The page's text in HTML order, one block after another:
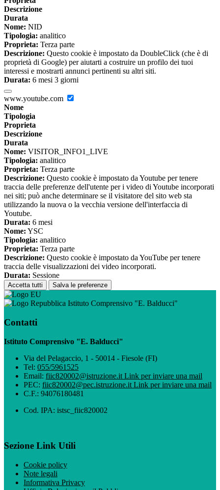
Descrizione
Durata
Nome: NID
Tipologia: analitico
Proprieta: Terza parte
Descrizione: Questo cookie è impostato da DoubleClick (che è di
proprietà di Google) per aiutarti a costruire un profilo dei tuoi
interessi e mostrarti annunci pertinenti su altri siti.
Durata: 6 mesi 3 giorni
www.youtube.com
Nome
Tipologia
Proprieta
Descrizione
Durata
Nome: VISITOR_INFO1_LIVE
Tipologia: analitico
Proprieta: Terza parte
Descrizione: Questo cookie è impostato da Youtube per tenere
traccia delle preferenze dell'utente per i video di Youtube incorporati
nei siti; può anche determinare se il visitatore del sito web sta
utilizzando la nuova o la vecchia versione dell'interfaccia di
Youtube.
Durata: 6 mesi
Nome: YSC
Tipologia: analitico
Proprieta: Terza parte
Descrizione: Questo cookie è impostato da YouTube per tenere
traccia delle visualizzazioni dei video incorporati.
Durata: Sessione
Accetta tutti Salva le preferenze
Istituto Comprensivo "E. Balducci"
Contatti
Istituto Comprensivo "E. Balducci"
Via del Pelagaccio, 1 - 50014 - Fiesole (FI)
Tel: 055/5961525
Email: fiic820002@istruzione.it Link per inviare una mail
PEC: fiic820002@pec.istruzione.it Link per inviare una mail
C.F.: 94076180481
Cod. IPA: istsc_fiic820002
Sezione Link Utili
Cookie policy
Note legali
Informativa Privacy